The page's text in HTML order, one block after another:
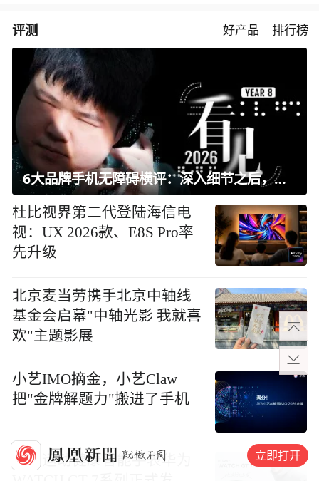
评测 好产品 排行榜
6大品牌手机无障碍横评：深入细节之后，似乎只有苹果能挺住？｜ 看见2026
杜比视界第二代登陆海信电
视：UX 2026款、E8S Pro率
先升级
北京麦当劳携手北京中轴线
基金会启幕"中轴光影 我就喜
欢"主题影展
小艺IMO摘金，小艺Claw
把"金牌解题力"搬进了手机
大众运动健康智能手表华为
立即打开